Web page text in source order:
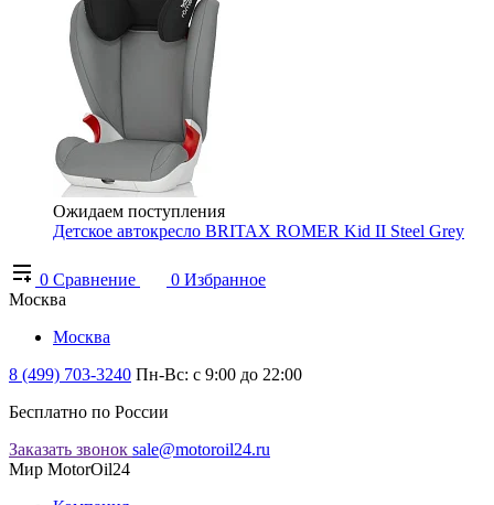
Ожидаем поступления
Детское автокресло BRITAX ROMER Kid II Steel Grey
0 Сравнение 0 Избранное
Москва
Москва
8 (499) 703-3240 Пн-Вс: с 9:00 до 22:00
Бесплатно по России
Заказать звонок sale@motoroil24.ru
Мир MotorOil24